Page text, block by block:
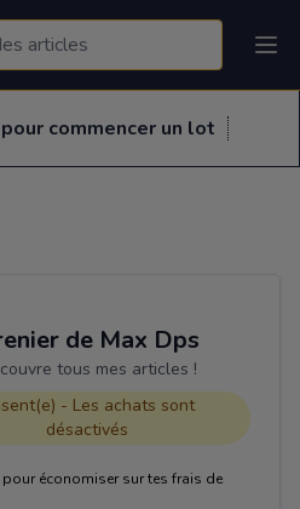
de Max Dps
tous mes articles !
- Les achats sont
désactivés
économiser sur tes frais de
commencer un lot